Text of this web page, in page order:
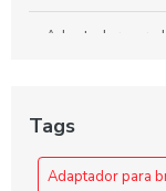
Adaptador para
suas
Adaptador para
Tags
Adaptador para